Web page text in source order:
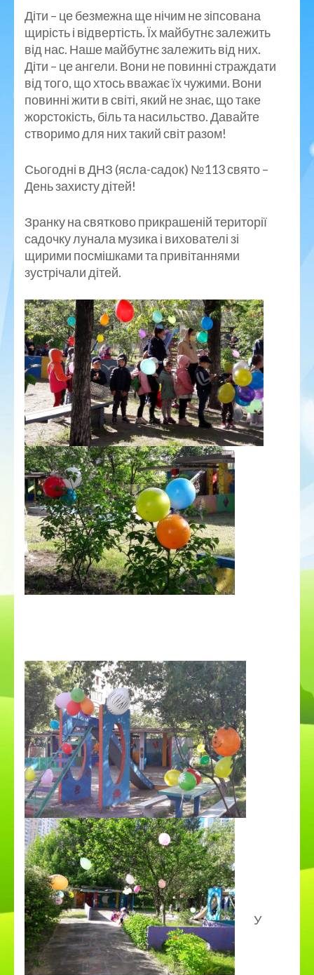
Діти – це безмежна ще нічим не зіпсована
щирість і відвертість. Їх майбутнє залежить
від нас. Наше майбутнє залежить від них.
Діти – це ангели. Вони не повинні страждати
від того, що хтось вважає їх чужими. Вони
повинні жити в світі, який не знає, що таке
жорстокість, біль та насильство. Давайте
створимо для них такий світ разом!
Сьогодні в ДНЗ (ясла-садок) №113 свято –
День захисту дітей!
Зранку на святково прикрашеній території
садочку лунала музика і вихователі зі
щирими посмішками та привітаннями
зустрічали дітей.
У